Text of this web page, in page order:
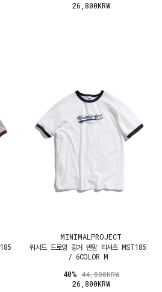
26,800KRW
MINIMALPROJECT
워시드 드로잉 링거 반팔 티셔츠 MST185
/ 6COLOR M
40% 44,800KRW
26,800KRW